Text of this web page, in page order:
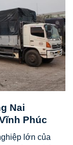
Nai
Phúc
lớn của